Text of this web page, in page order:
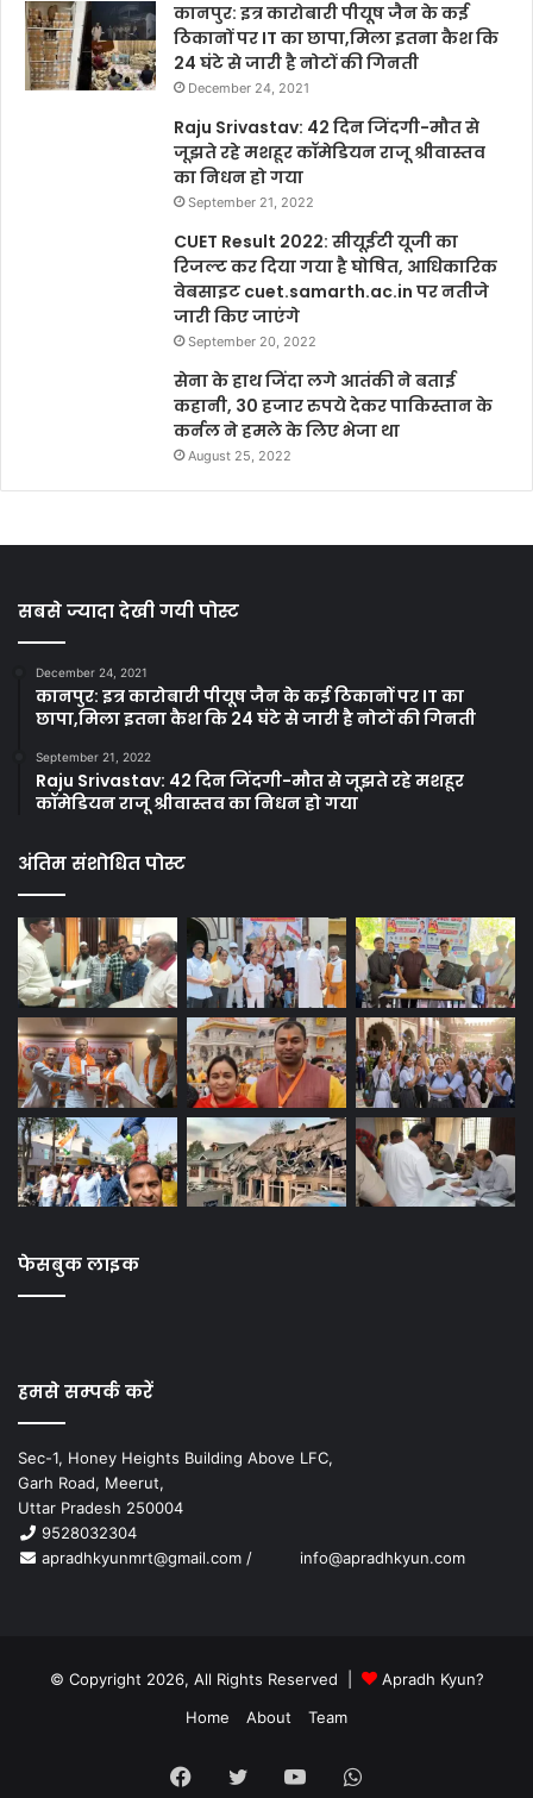
कानपुर: इत्र कारोबारी पीयूष जैन के कई
ठिकानों पर IT का छापा,मिला इतना कैश कि
24 घंटे से जारी है नोटों की गिनती
December 24, 2021
Raju Srivastav: 42 दिन जिंदगी-मौत से
जूझते रहे मशहूर कॉमेडियन राजू श्रीवास्तव
का निधन हो गया
September 21, 2022
CUET Result 2022: सीयूईटी यूजी का
रिजल्ट कर दिया गया है घोषित, आधिकारिक
वेबसाइट cuet.samarth.ac.in पर नतीजे
जारी किए जाएंगे
September 20, 2022
सेना के हाथ जिंदा लगे आतंकी ने बताई
कहानी, 30 हजार रुपये देकर पाकिस्तान के
कर्नल ने हमले के लिए भेजा था
August 25, 2022
सबसे ज्यादा देखी गयी पोस्ट
December 24, 2021
कानपुर: इत्र कारोबारी पीयूष जैन के कई ठिकानों पर IT का
छापा,मिला इतना कैश कि 24 घंटे से जारी है नोटों की गिनती
September 21, 2022
Raju Srivastav: 42 दिन जिंदगी-मौत से जूझते रहे मशहूर
कॉमेडियन राजू श्रीवास्तव का निधन हो गया
अंतिम संशोधित पोस्ट
फेसबुक लाइक
हमसे सम्पर्क करें
Sec-1, Honey Heights Building Above LFC,
Garh Road, Meerut,
Uttar Pradesh 250004
9528032304
apradhkyunmrt@gmail.com / info@apradhkyun.com
© Copyright 2026, All Rights Reserved |
Apradh Kyun?
Home
About Team
Facebook
Twitter YouTubeWhatsApp